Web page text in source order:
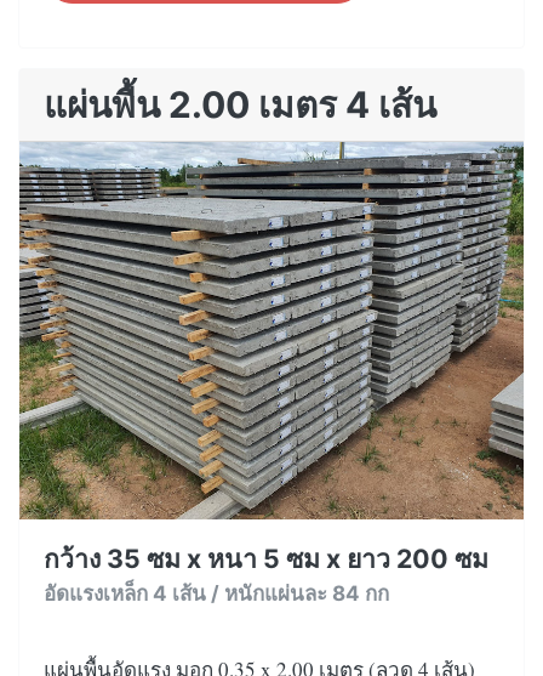
แผ่นพื้น 2.00 เมตร 4 เส้น
กว้าง 35 ซม x หนา 5 ซม x ยาว 200 ซม
อัดแรงเหล็ก 4 เส้น / หนักแผ่นละ 84 กก
แผ่นพื้นอัดแรง มอก 0.35 x 2.00 เมตร (ลวด 4 เส้น)